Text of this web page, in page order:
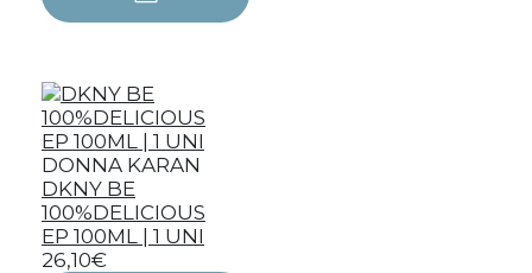
DONNA KARAN
DKNY BE
100%DELICIOUS
EP 100ML | 1 UNI
26,10€